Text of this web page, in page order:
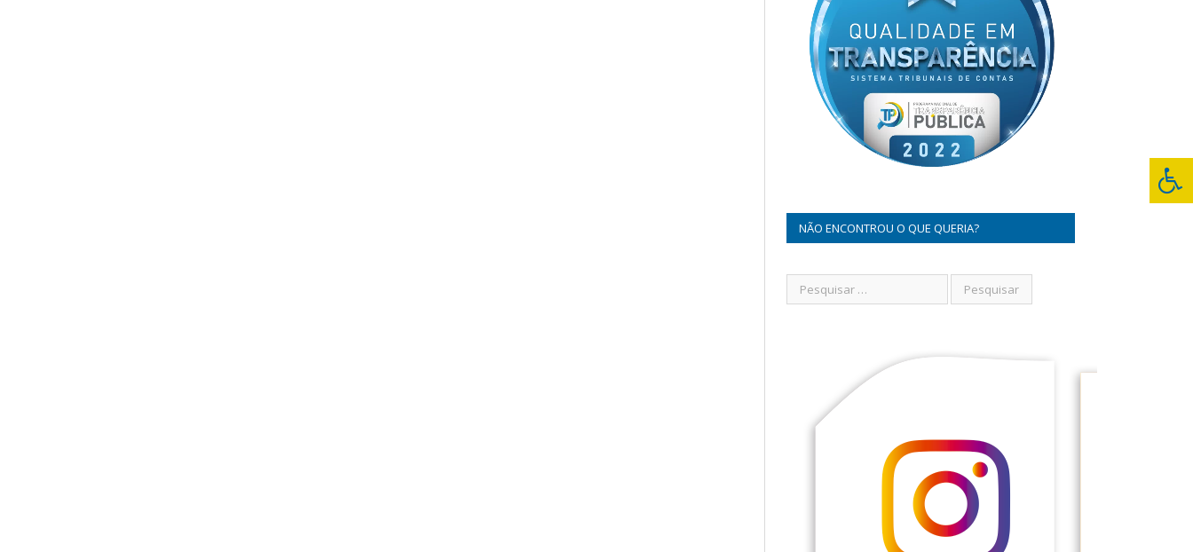
NÃO ENCONTROU O QUE QUERIA?